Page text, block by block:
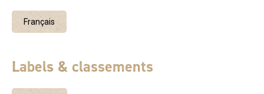
Français
Labels & classements